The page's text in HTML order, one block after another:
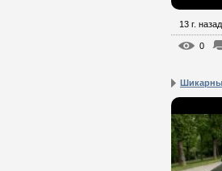
13 г. назад
0